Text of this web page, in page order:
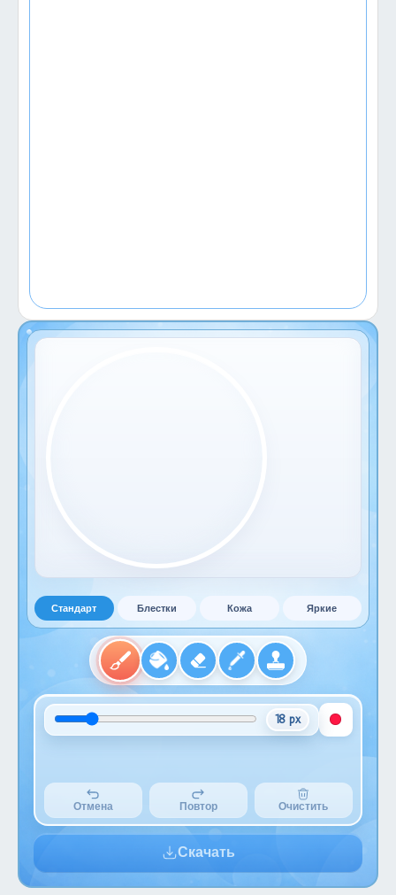
Стандарт Блестки Кожа Яркие
18 px
Отмена Повтор Очистить
Скачать